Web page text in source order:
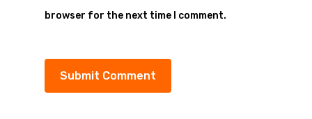
browser for the next time I comment.